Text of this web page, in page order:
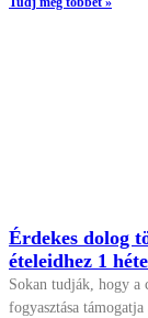
Érdekes dolog
ételeidhez 1
Sokan tudják, hogy a
fogyasztása